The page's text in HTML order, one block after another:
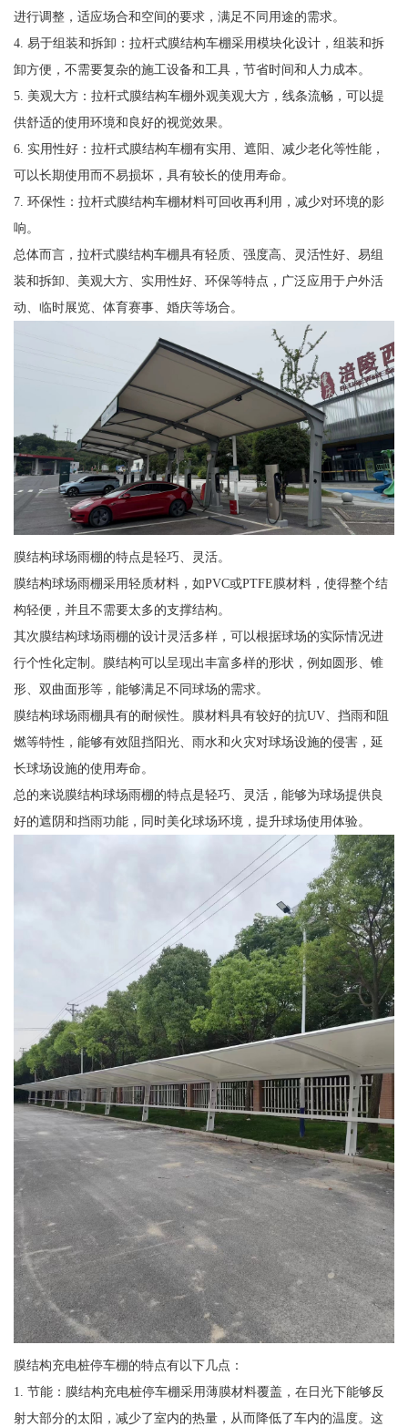
进行调整，适应场合和空间的要求，满足不同用途的需求。
4. 易于组装和拆卸：拉杆式膜结构车棚采用模块化设计，组装和拆
卸方便，不需要复杂的施工设备和工具，节省时间和人力成本。
5. 美观大方：拉杆式膜结构车棚外观美观大方，线条流畅，可以提
供舒适的使用环境和良好的视觉效果。
6. 实用性好：拉杆式膜结构车棚有实用、遮阳、减少老化等性能，
可以长期使用而不易损坏，具有较长的使用寿命。
7. 环保性：拉杆式膜结构车棚材料可回收再利用，减少对环境的影
响。
总体而言，拉杆式膜结构车棚具有轻质、强度高、灵活性好、易组
装和拆卸、美观大方、实用性好、环保等特点，广泛应用于户外活
动、临时展览、体育赛事、婚庆等场合。
膜结构球场雨棚的特点是轻巧、灵活。
膜结构球场雨棚采用轻质材料，如PVC或PTFE膜材料，使得整个结
构轻便，并且不需要太多的支撑结构。
其次膜结构球场雨棚的设计灵活多样，可以根据球场的实际情况进
行个性化定制。膜结构可以呈现出丰富多样的形状，例如圆形、锥
形、双曲面形等，能够满足不同球场的需求。
膜结构球场雨棚具有的耐候性。膜材料具有较好的抗UV、挡雨和阻
燃等特性，能够有效阻挡阳光、雨水和火灾对球场设施的侵害，延
长球场设施的使用寿命。
总的来说膜结构球场雨棚的特点是轻巧、灵活，能够为球场提供良
好的遮阴和挡雨功能，同时美化球场环境，提升球场使用体验。
膜结构充电桩停车棚的特点有以下几点：
1. 节能：膜结构充电桩停车棚采用薄膜材料覆盖，在日光下能够反
射大部分的太阳，减少了室内的热量，从而降低了车内的温度。这